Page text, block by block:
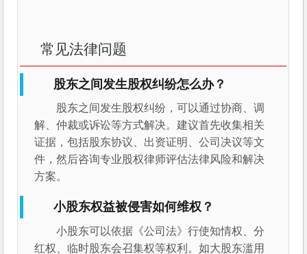
常见法律问题
股东之间发生股权纠纷怎么办？
股东之间发生股权纠纷，可以通过协商、调
解、仲裁或诉讼等方式解决。建议首先收集相关
证据，包括股东协议、出资证明、公司决议等文
件，然后咨询专业股权律师评估法律风险和解决
方案。
小股东权益被侵害如何维权？
小股东可以依据《公司法》行使知情权、分
红权、临时股东会召集权等权利。如大股东滥用